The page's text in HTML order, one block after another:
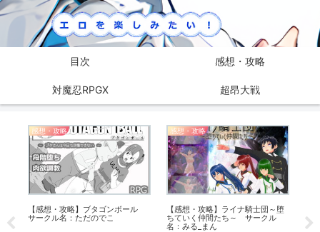
目次 感想・攻略
対魔忍RPGX 超昂大戦
感想・攻略
【感想・攻略】ブタゴンボール
サークル名：ただのでこ
感想・攻略
【感想・攻略】ライナ騎士団～堕
ちていく仲間たち～ サークル
名：みる_まん
333